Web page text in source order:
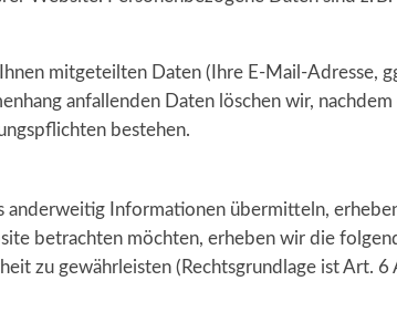
mitgeteilten Daten (Ihre E-Mail-Adresse,
anfallenden Daten löschen wir,
bestehen.
anderweitig Informationen übermitteln,
betrachten möchten, erheben wir die
zu gewährleisten (Rechtsgrundlage ist Art. 6